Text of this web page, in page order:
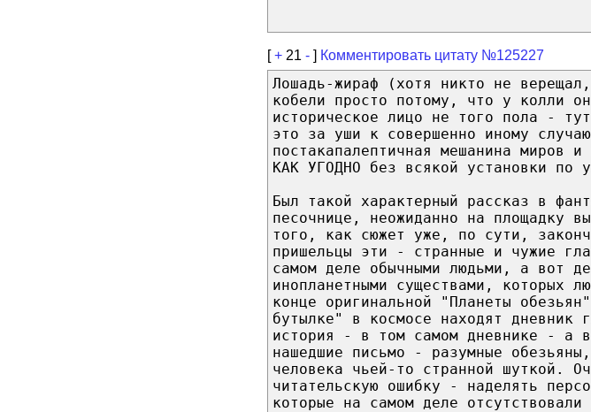
[+ 21 - ] Комментировать цитату №125227
Лошадь-жираф (хотя никто не
кобели просто потому, что у колли
историческое лицо не того пола -
это за уши к совершенно иному
постакапалептичная мешанина миров
КАК УГОДНО без всякой установки по
Был такой характерный рассказ в
песочнице, неожиданно на площадку
того, как сюжет уже, по сути,
пришельцы эти - странные и чужие
самом деле обычными людьми, а вот
инопланетными существами, которых
конце оригинальной "Планеты
бутылке" в космосе находят дневник
история - в том самом дневнике - а
нашедшие письмо - разумные
человека чьей-то странной шуткой.
читательскую ошибку - наделять
которые на самом деле отсутствовали